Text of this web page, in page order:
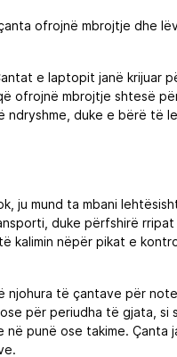
ofrojnë mbrojtje dhe
e laptopit janë krijuar
ofrojnë mbrojtje shtesë
ndryshme, duke e bërë
mund ta mbani
duke përfshirë
kalimin nëpër pikat e
të çantave për
për periudha të gjata, si
punë ose takime. Çanta